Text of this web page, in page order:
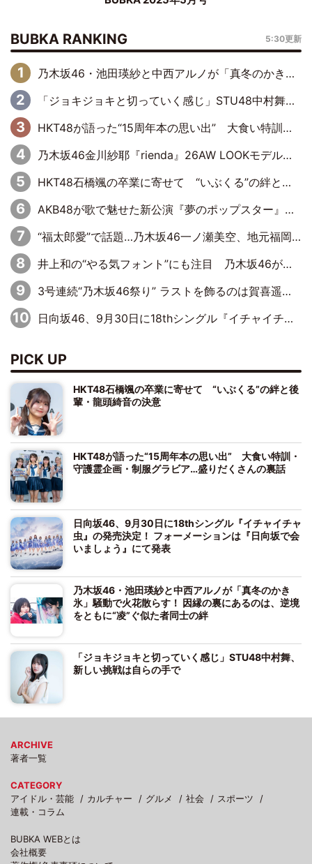
BUBKA RANKING 5:30更新
乃木坂46・池田瑛紗と中西アルノが「真冬のかき氷」騒動で火花散らす！ 因縁の裏にあるのは、逆境をともに“凌”ぐ似た者同士の絆
「ジョキジョキと切っていく感じ」STU48中村舞、新しい挑戦は自らの手で
HKT48が語った“15周年本の思い出” 大食い特訓・守護霊企画・制服グラビア…盛りだくさんの裏話
乃木坂46金川紗耶『rienda』26AW LOOKモデルに就任
HKT48石橋颯の卒業に寄せて “いぶくる”の絆と後輩・龍頭綺音の決意
AKB48が歌で魅せた新公演『夢のポップスター』 初日から全身全霊のステージ
“福太郎愛”で話題…乃木坂46一ノ瀬美空、地元福岡『めんべい25周年トップサポーター』に就任
井上和の“やる気フォント”にも注目 乃木坂46が挑んだ書道パフォーマンスの舞台裏
3号連続“乃木坂46祭り” ラストを飾るのは賀喜遥香…5年ぶりの登場に「5年分大人になった私を見ていただけたら」
日向坂46、9月30日に18thシングル『イチャイチャ虫』の発売決定！ フォーメーションは『日向坂で会いましょう』にて発表
PICK UP
HKT48石橋颯の卒業に寄せて “いぶくる”の絆と後
輩・龍頭綺音の決意
HKT48が語った“15周年本の思い出” 大食い特訓・
守護霊企画・制服グラビア…盛りだくさんの裏話
日向坂46、9月30日に18thシングル『イチャイチャ
虫』の発売決定！ フォーメーションは『日向坂で会
いましょう』にて発表
乃木坂46・池田瑛紗と中西アルノが「真冬のかき
氷」騒動で火花散らす！ 因縁の裏にあるのは、逆境
をともに“凌”ぐ似た者同士の絆
「ジョキジョキと切っていく感じ」STU48中村舞、
新しい挑戦は自らの手で
ARCHIVE
著者一覧
CATEGORY
アイドル・芸能
カルチャー グルメ 社会
スポーツ
連載・コラム
BUBKA WEBとは
会社概要